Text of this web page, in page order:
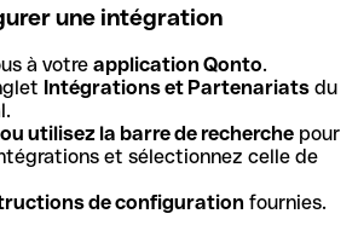
une intégration
à votre application Qonto.
Intégrations et Partenariats du
utilisez la barre de recherche pour
et sélectionnez celle de
de configuration fournies.